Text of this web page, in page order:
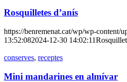
Rosquilletes d’anís
https://benremenat.cat/wp/wp-content/
13:52:082024-12-30 14:02:11
conserves, receptes
Mini mandarines en almívar